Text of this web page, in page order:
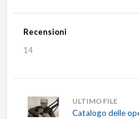
Recensioni
14
ULTIMO FILE
Catalogo delle